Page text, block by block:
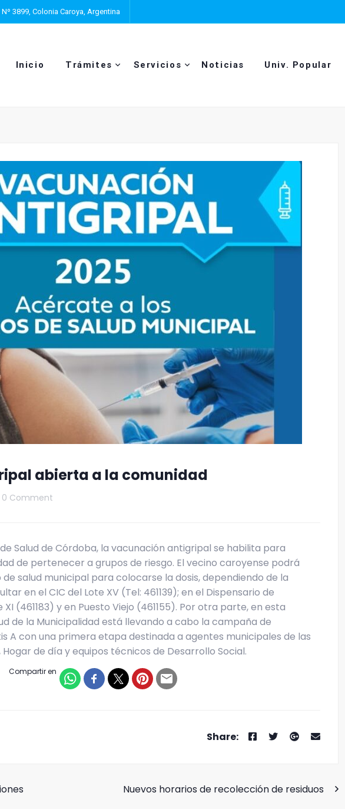
3899, Colonia Caroya, Argentina
Inicio Trámites Servicios Noticias Univ. Popular
abierta a la comunidad
0 Comment
Salud de Córdoba, la vacunación antigripal se habilita para
de pertenecer a grupos de riesgo. El vecino caroyense podrá
salud municipal para colocarse la dosis, dependiendo de la
en el CIC del Lote XV (Tel: 461139); en el Dispensario de
(461183) y en Puesto Viejo (461155). Por otra parte, en esta
de la Municipalidad está llevando a cabo la campaña de
A con una primera etapa destinada a agentes municipales de las
Hogar de día y equipos técnicos de Desarrollo Social.
Compartir en
Nuevos horarios de recolección de residuos